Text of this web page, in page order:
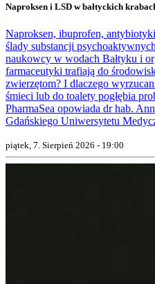
Naproksen i LSD w bałtyckich
Naproksen, ibuprofen,
ślady substancji
naukowcy w wodach Bałtyku i
farmaceutyki trafiają do
zwierzętom? I dlaczego
śmieci lub do toalety pogłębia
PharmaSea opowiada dr hab.
Gdańskiego Uniwersytetu
piątek, 7. Sierpień 2026 - 19:00